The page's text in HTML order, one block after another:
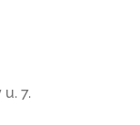
7.